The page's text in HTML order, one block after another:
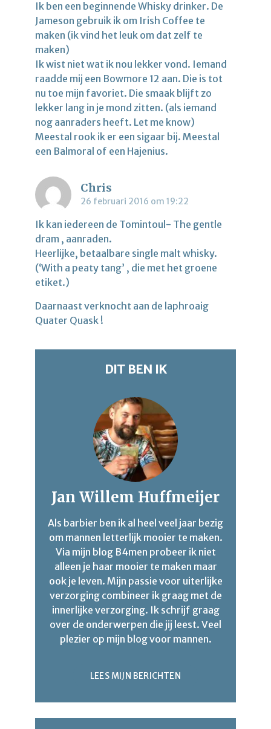
Ik ben een beginnende Whisky drinker. De
Jameson gebruik ik om Irish Coffee te
maken (ik vind het leuk om dat zelf te
maken)
Ik wist niet wat ik nou lekker vond. Iemand
raadde mij een Bowmore 12 aan. Die is tot
nu toe mijn favoriet. Die smaak blijft zo
lekker lang in je mond zitten. (als iemand
nog aanraders heeft. Let me know)
Meestal rook ik er een sigaar bij. Meestal
een Balmoral of een Hajenius.
Chris
26 februari 2016 om 19:22
Ik kan iedereen de Tomintoul- The gentle
dram , aanraden.
Heerlijke, betaalbare single malt whisky.
(‘With a peaty tang’ , die met het groene
etiket.)
Daarnaast verknocht aan de laphroaig
Quater Quask !
DIT BEN IK
Jan Willem Huffmeijer
Als barbier ben ik al heel veel jaar bezig
om mannen letterlijk mooier te maken.
Via mijn blog B4men probeer ik niet
alleen je haar mooier te maken maar
ook je leven. Mijn passie voor uiterlijke
verzorging combineer ik graag met de
innerlijke verzorging. Ik schrijf graag
over de onderwerpen die jij leest. Veel
plezier op mijn blog voor mannen.
LEES MIJN BERICHTEN